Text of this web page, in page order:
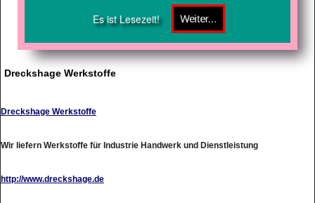
Es ist Lesezeit!
Dreckshage Werkstoffe
Dreckshage Werkstoffe
Wir liefern Werkstoffe für Industrie Handwerk und Dienstleistung
http://www.dreckshage.de